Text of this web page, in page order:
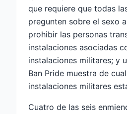
que requiere que todas
pregunten sobre el sexo
prohibir las personas
instalaciones asociadas
instalaciones militares; y
Ban Pride muestra de
instalaciones militares
Cuatro de las seis